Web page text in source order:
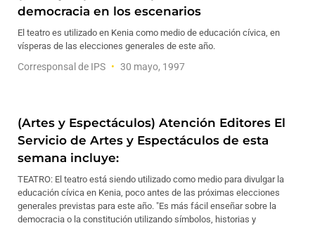
democracia en los escenarios
El teatro es utilizado en Kenia como medio de educación cívica, en
vísperas de las elecciones generales de este año.
Corresponsal de IPS 30 mayo, 1997
(Artes y Espectáculos) Atención Editores El
Servicio de Artes y Espectáculos de esta
semana incluye:
TEATRO: El teatro está siendo utilizado como medio para divulgar la
educación cívica en Kenia, poco antes de las próximas elecciones
generales previstas para este año. "Es más fácil enseñar sobre la
democracia o la constitución utilizando símbolos, historias y